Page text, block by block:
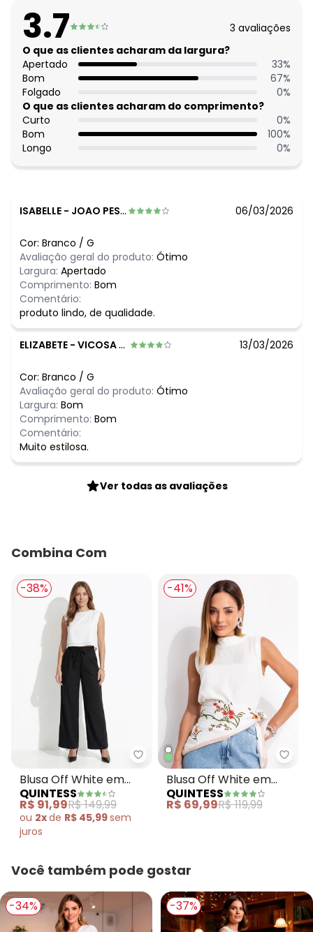
3.7 3 avaliações
O que as clientes acharam da largura?
Apertado
33%
Bom
67%
Folgado
0%
O que as clientes acharam do comprimento?
Curto
0%
Bom
100%
Longo
0%
ISABELLE - JOAO PESSOA - PB 06/03/2026
Cor: Branco / G
Avaliação geral do produto: Ótimo
Largura: Apertado
Comprimento: Bom
Comentário:
produto lindo, de qualidade.
ELIZABETE - VICOSA - MG 13/03/2026
Cor: Branco / G
Avaliação geral do produto: Ótimo
Largura: Bom
Comprimento: Bom
Comentário:
Muito estilosa.
Ver todas as avaliações
Combina Com
-38%
Quintess - Blusa Off White em
Blusa Off White em
Tecido Laise
QUINTESS
R$ 91,99R$ 149,99
ou 2xde R$ 45,99sem
juros
-41%
Blusa Off White em
Viscose Plana
QUINTESS
R$ 69,99R$ 119,99
Você também pode gostar
-34% -37%